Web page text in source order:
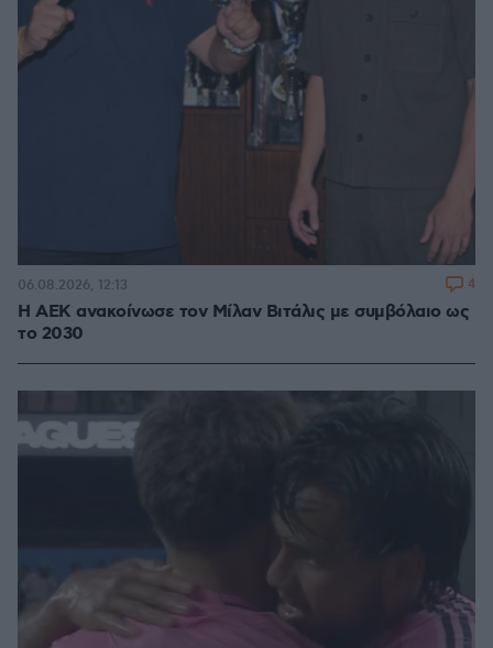
H ΑΕΚ ανακοίνωσε τον Μίλαν Βιτάλις με συμβόλαιο ως
το 2030
06.08.2026, 12:13 4